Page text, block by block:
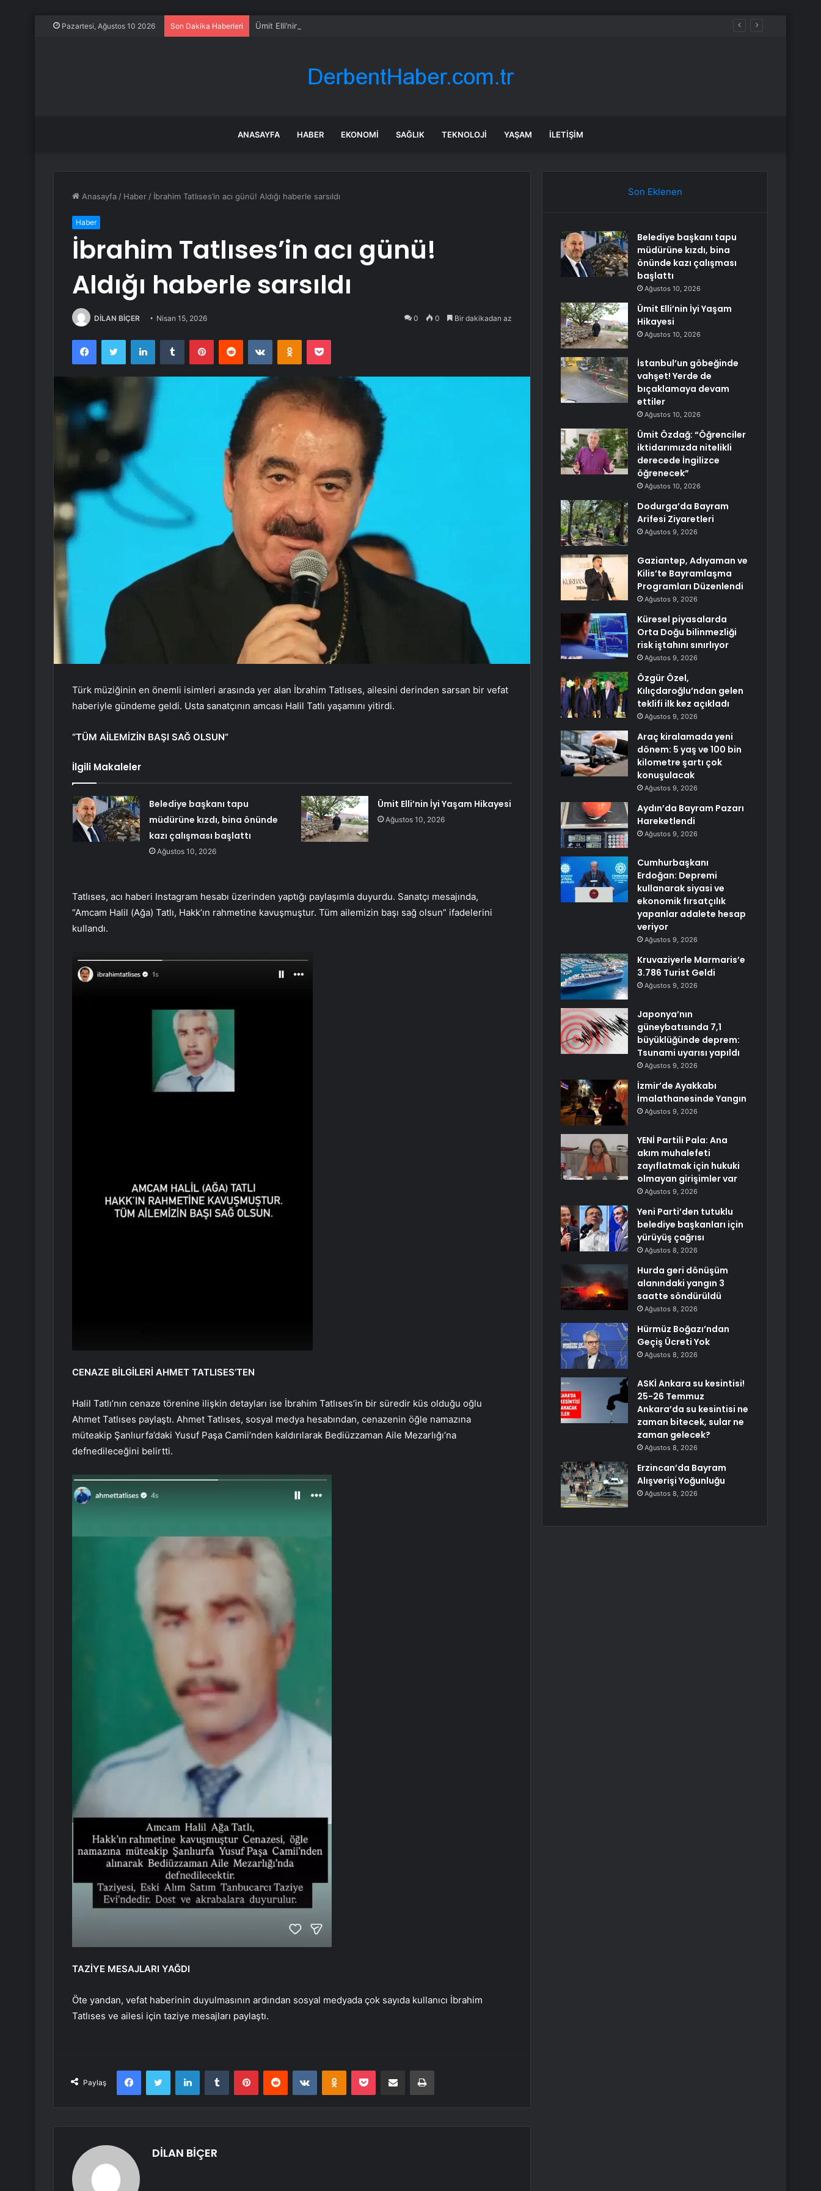
Pazartesi, Ağustos 10 2026 Son Dakika Haberleri Ümit Elli’nin İyi Yaşam Hikayesi
ANASAYFA HABER EKONOMI SAĞLIK TEKNOLOJI YAŞAM İLETIŞIM
Anasayfa / Haber / İbrahim Tatlıses’in acı günü! Aldığı haberle sarsıldı
Haber
İbrahim Tatlıses’in acı günü!
Aldığı haberle sarsıldı
DİLAN BİÇER Nisan 15, 2026 0 0 Bir dakikadan az
FacebookTwitter LinkedInTumblr PinterestReddit VKontakteOdnoklassniki
Pocket
Türk müziğinin en önemli isimleri arasında yer alan İbrahim Tatlıses, ailesini derinden sarsan bir vefat
haberiyle gündeme geldi. Usta sanatçının amcası Halil Tatlı yaşamını yitirdi.
“TÜM AİLEMİZİN BAŞI SAĞ OLSUN”
İlgili Makaleler
Belediye başkanı tapu
müdürüne kızdı, bina önünde
kazı çalışması başlattı
Ağustos 10, 2026
Ümit Elli’nin İyi Yaşam Hikayesi
Ağustos 10, 2026
Tatlıses, acı haberi Instagram hesabı üzerinden yaptığı paylaşımla duyurdu. Sanatçı mesajında,
“Amcam Halil (Ağa) Tatlı, Hakk’ın rahmetine kavuşmuştur. Tüm ailemizin başı sağ olsun” ifadelerini
kullandı.
CENAZE BİLGİLERİ AHMET TATLISES’TEN
Halil Tatlı’nın cenaze törenine ilişkin detayları ise İbrahim Tatlıses’in bir süredir küs olduğu oğlu
Ahmet Tatlıses paylaştı. Ahmet Tatlıses, sosyal medya hesabından, cenazenin öğle namazına
müteakip Şanlıurfa’daki Yusuf Paşa Camii’nden kaldırılarak Bediüzzaman Aile Mezarlığı’na
defnedileceğini belirtti.
TAZİYE MESAJLARI YAĞDI
Öte yandan, vefat haberinin duyulmasının ardından sosyal medyada çok sayıda kullanıcı İbrahim
Tatlıses ve ailesi için taziye mesajları paylaştı.
Paylaş
FacebookTwitter LinkedInTumblr PinterestReddit VKontakteOdnoklassniki
Pocket E-Posta ile paylaş Yazdır
DİLAN BİÇER
Son Eklenen
Belediye başkanı tapu
müdürüne kızdı, bina
önünde kazı çalışması
başlattı
Ağustos 10, 2026
Ümit Elli’nin İyi Yaşam
Hikayesi
Ağustos 10, 2026
İstanbul’un göbeğinde
vahşet! Yerde de
bıçaklamaya devam
ettiler
Ağustos 10, 2026
Ümit Özdağ: “Öğrenciler
iktidarımızda nitelikli
derecede İngilizce
öğrenecek”
Ağustos 10, 2026
Dodurga’da Bayram
Arifesi Ziyaretleri
Ağustos 9, 2026
Gaziantep, Adıyaman ve
Kilis’te Bayramlaşma
Programları Düzenlendi
Ağustos 9, 2026
Küresel piyasalarda
Orta Doğu bilinmezliği
risk iştahını sınırlıyor
Ağustos 9, 2026
Özgür Özel,
Kılıçdaroğlu’ndan gelen
teklifi ilk kez açıkladı
Ağustos 9, 2026
Araç kiralamada yeni
dönem: 5 yaş ve 100 bin
kilometre şartı çok
konuşulacak
Ağustos 9, 2026
Aydın’da Bayram Pazarı
Hareketlendi
Ağustos 9, 2026
Cumhurbaşkanı
Erdoğan: Depremi
kullanarak siyasi ve
ekonomik fırsatçılık
yapanlar adalete hesap
veriyor
Ağustos 9, 2026
Kruvaziyerle Marmaris’e
3.786 Turist Geldi
Ağustos 9, 2026
Japonya’nın
güneybatısında 7,1
büyüklüğünde deprem:
Tsunami uyarısı yapıldı
Ağustos 9, 2026
İzmir’de Ayakkabı
İmalathanesinde Yangın
Ağustos 9, 2026
YENİ Partili Pala: Ana
akım muhalefeti
zayıflatmak için hukuki
olmayan girişimler var
Ağustos 9, 2026
Yeni Parti’den tutuklu
belediye başkanları için
yürüyüş çağrısı
Ağustos 8, 2026
Hurda geri dönüşüm
alanındaki yangın 3
saatte söndürüldü
Ağustos 8, 2026
Hürmüz Boğazı’ndan
Geçiş Ücreti Yok
Ağustos 8, 2026
ASKİ Ankara su kesintisi!
25-26 Temmuz
Ankara’da su kesintisi ne
zaman bitecek, sular ne
zaman gelecek?
Ağustos 8, 2026
Erzincan’da Bayram
Alışverişi Yoğunluğu
Ağustos 8, 2026